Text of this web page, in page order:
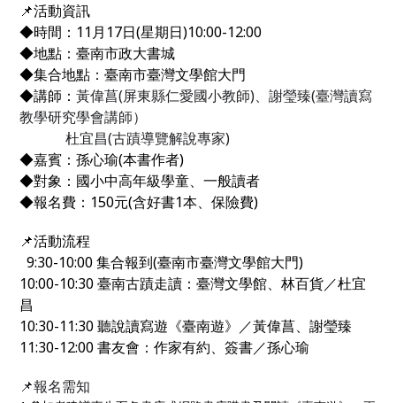
📌活動資訊
◆時間：11月17日(星期日)10:00-12:00
◆地點：臺南市政大書城
◆集合地點：臺南市臺灣文學館大門
◆講師：黃偉菖(屏東縣仁愛國小教師)、謝瑩臻(臺灣讀寫
教學研究學會講師）
杜宜昌(古蹟導覽解說專家)
◆嘉賓：孫心瑜(本書作者)
◆對象：國小中高年級學童、一般讀者
◆報名費：150元(含好書1本、保險費)
📌活動流程
9:30-10:00 集合報到(臺南市臺灣文學館大門)
10:00-10:30 臺南古蹟走讀：臺灣文學館、林百貨／杜宜
昌
10:30-11:30 聽說讀寫遊《臺南遊》 ／黃偉菖、謝瑩臻
11:30-12:00 書友會：作家有約、簽書／孫心瑜
📌報名需知